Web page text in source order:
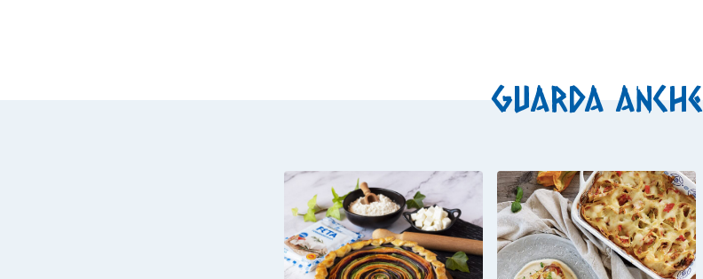
Guarda anche